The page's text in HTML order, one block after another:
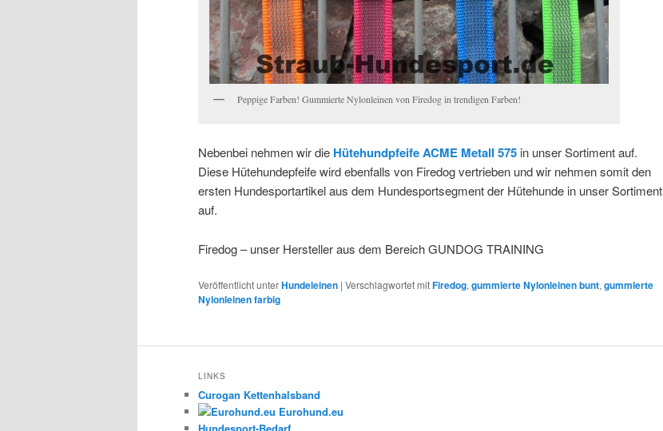
Peppige Farben! Gummierte Nylonleinen von Firedog in trendigen Farben!
Nebenbei nehmen wir die Hütehundpfeife ACME Metall 575 in unser Sortiment auf.
Diese Hütehundepfeife wird ebenfalls von Firedog vertrieben und wir nehmen somit den
ersten Hundesportartikel aus dem Hundesportsegment der Hütehunde in unser Sortiment
auf.
Firedog – unser Hersteller aus dem Bereich GUNDOG TRAINING
Veröffentlicht unterHundeleinen | Verschlagwortet mitFiredog, gummierte Nylonleinen bunt, gummierte
Nylonleinen farbig
LINKS
Curogan Kettenhalsband
Eurohund.eu